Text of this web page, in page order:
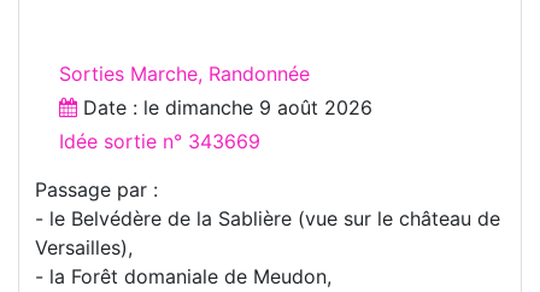
Sorties Marche, Randonnée
Date : le dimanche 9 août 2026
Idée sortie n° 343669
Passage par :
- le Belvédère de la Sablière (vue sur le château de
Versailles),
- la Forêt domaniale de Meudon,